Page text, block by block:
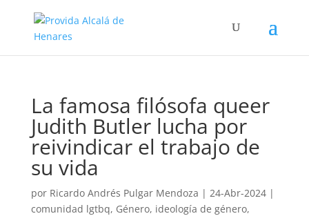
La famosa filósofa queer
Judith Butler lucha por
reivindicar el trabajo de
su vida
por Ricardo Andrés Pulgar Mendoza | 24-Abr-2024|
comunidad lgtbq, Género, ideología de género,